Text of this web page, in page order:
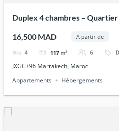
Duplex 4 chambres –
16,500 MAD A partir de
4 117 m² 6
JXGC+96 Marrakech, Maroc
Appartements
Hébergements